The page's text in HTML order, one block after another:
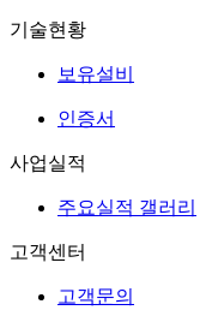
기술현황
보유설비
인증서
사업실적
주요실적 갤러리
고객센터
고객문의